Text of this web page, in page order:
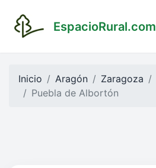
EspacioRural.com
Inicio Aragón Zaragoza
Puebla de Albortón